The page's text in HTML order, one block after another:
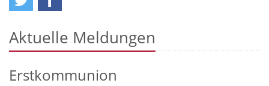
Aktuelle Meldungen
Erstkommunion